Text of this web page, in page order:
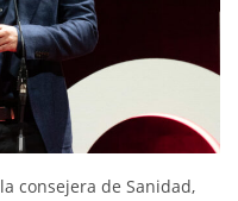
consejera de Sanidad,